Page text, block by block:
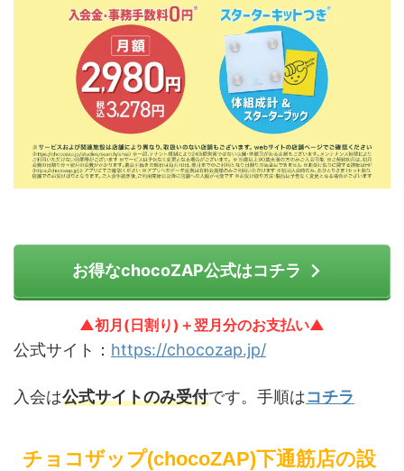
お得なchocoZAP公式はコチラ
▲初月(日割り)＋翌月分のお支払い▲
公式サイト： https://chocozap.jp/
入会は公式サイトのみ受付です。手順はコチラ
チョコザップ(chocoZAP)下通筋店の設